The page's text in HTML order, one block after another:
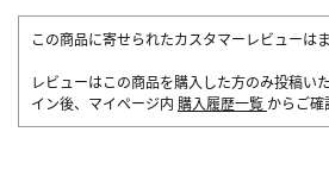
この商品に寄せられたカスタマーレビューは
レビューはこの商品を購入した方のみ投稿い
イン後、マイページ内 購入履歴一覧 からご確